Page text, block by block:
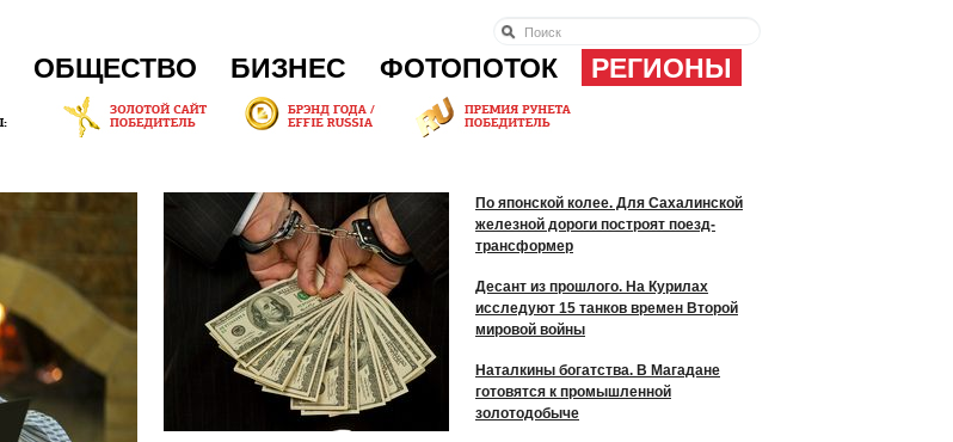
ОБЩЕСТВО БИЗНЕС ФОТОПОТОК РЕГИОНЫ
По японской колее. Для Сахалинской
железной дороги построят поезд-
трансформер
Десант из прошлого. На Курилах
исследуют 15 танков времен Второй
мировой войны
Наталкины богатства. В Магадане
готовятся к промышленной
золотодобыче